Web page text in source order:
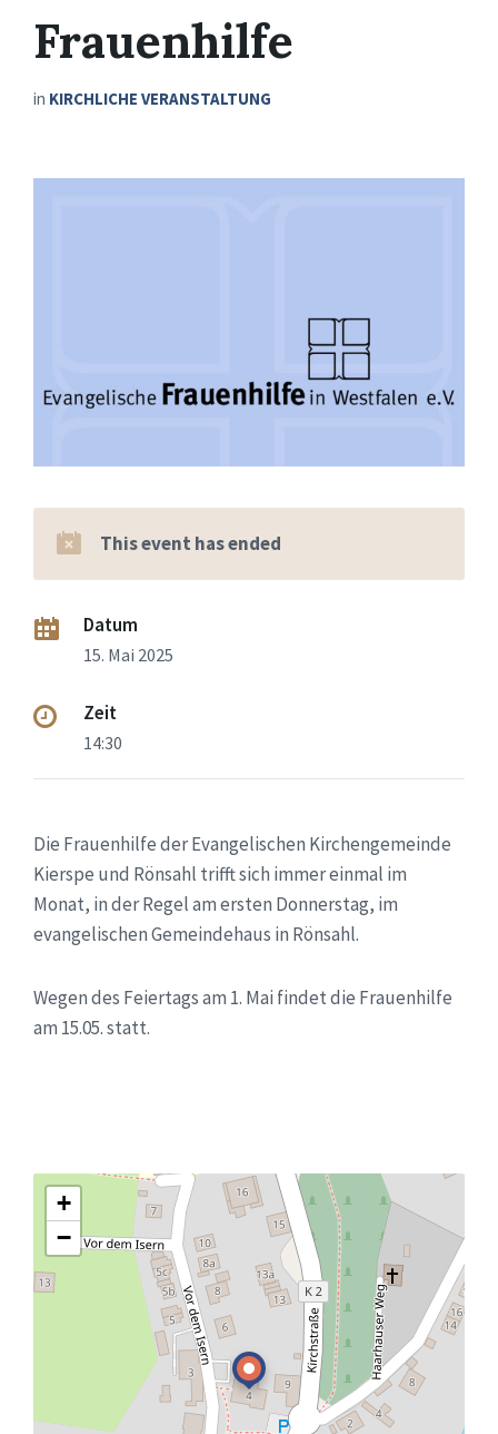
Frauenhilfe
in KIRCHLICHE VERANSTALTUNG
This event has ended
Datum
15. Mai 2025
Zeit
14:30
Die Frauenhilfe der Evangelischen Kirchengemeinde
Kierspe und Rönsahl trifft sich immer einmal im
Monat, in der Regel am ersten Donnerstag, im
evangelischen Gemeindehaus in Rönsahl.
Wegen des Feiertags am 1. Mai findet die Frauenhilfe
am 15.05. statt.
+
−